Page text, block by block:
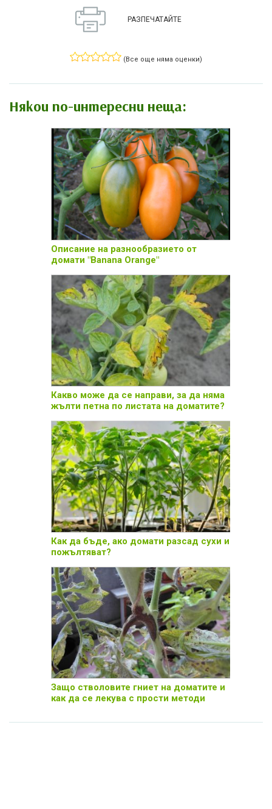
РАЗПЕЧАТАЙТЕ
(Все още няма оценки)
Някои по-интересни неща:
Описание на разнообразието от
домати "Banana Orange"
Какво може да се направи, за да няма
жълти петна по листата на доматите?
Как да бъде, ако домати разсад сухи и
пожълтяват?
Защо стволовите гниет на доматите и
как да се лекува с прости методи